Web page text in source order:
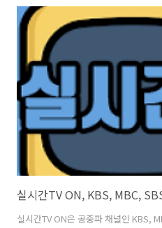
다양한 온에어 채널의 실시간 라이브
테나가 잡히지 않는 음영 지역이나,
DMB기능이 없는 모바일 기기에서도
TV를 시청할 수 있습니다. 그리고, 바
를 제공하고 있으므로 보고 싶은 방송
실시간TV ON, KBS, MBC,
실시간TV ON은 공중파 채널인 KBS,